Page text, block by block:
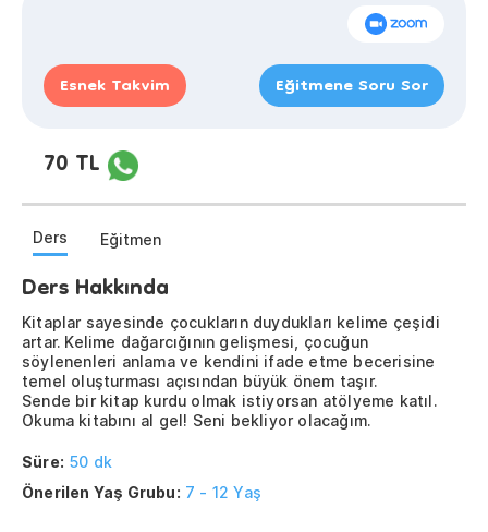
Esnek Takvim Eğitmene Soru Sor
70 TL
Ders Eğitmen
Ders Hakkında
Kitaplar sayesinde çocukların duydukları kelime çeşidi
artar. Kelime dağarcığının gelişmesi, çocuğun
söylenenleri anlama ve kendini ifade etme becerisine
temel oluşturması açısından büyük önem taşır.
Sende bir kitap kurdu olmak istiyorsan atölyeme katıl.
Okuma kitabını al gel! Seni bekliyor olacağım.
Süre: 50 dk
Önerilen Yaş Grubu: 7 - 12 Yaş